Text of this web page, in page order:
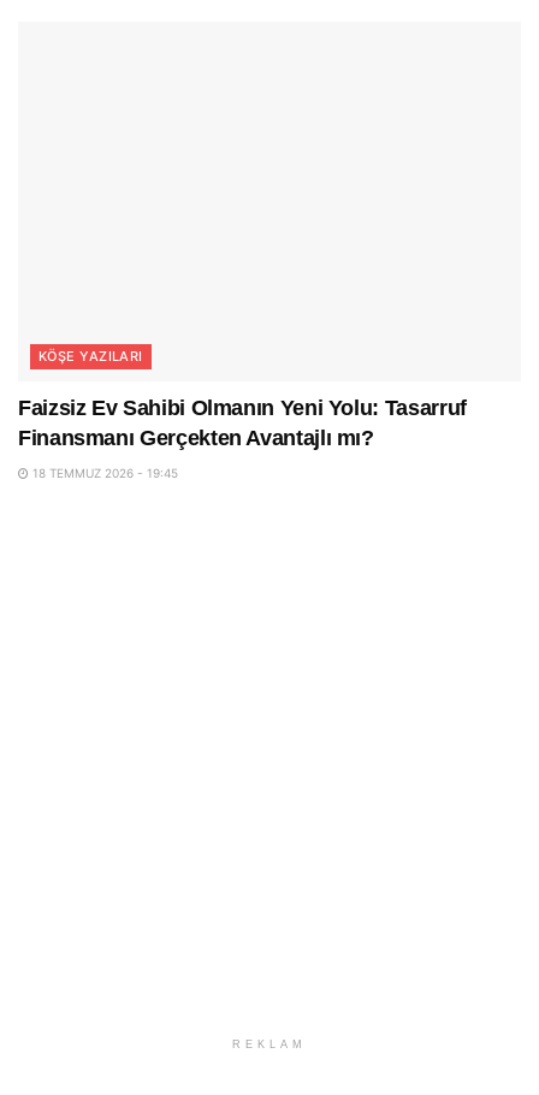
KÖŞE YAZILARI
Faizsiz Ev Sahibi Olmanın Yeni Yolu: Tasarruf
Finansmanı Gerçekten Avantajlı mı?
18 TEMMUZ 2026 - 19:45
REKLAM